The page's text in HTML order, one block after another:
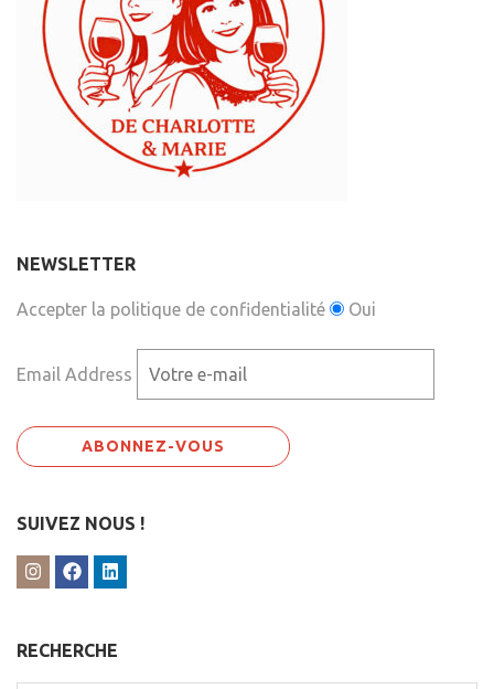
NEWSLETTER
Accepter la politique de confidentialité Oui
Email Address
SUIVEZ NOUS !
RECHERCHE